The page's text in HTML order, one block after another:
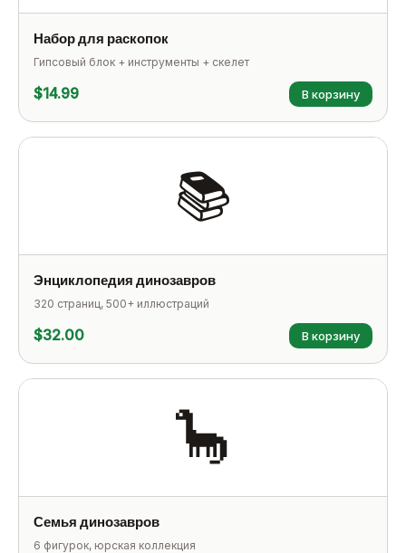
Набор для раскопок
Гипсовый блок + инструменты + скелет
$14.99 В корзину
📚
Энциклопедия динозавров
320 страниц, 500+ иллюстраций
$32.00 В корзину
🦕
Семья динозавров
6 фигурок, юрская коллекция